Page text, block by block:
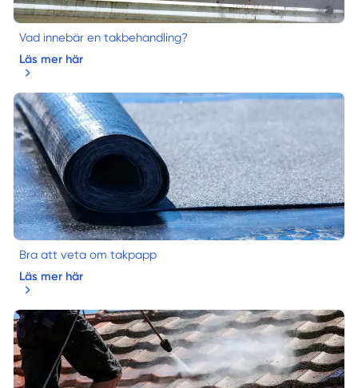
Vad innebär en takbehandling?
Läs mer här
Bra att veta om takpapp
Läs mer här